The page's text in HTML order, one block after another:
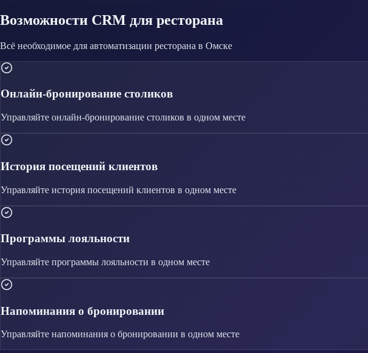
Возможности CRM для ресторана
Всё необходимое для автоматизации ресторана в Омске
Онлайн-бронирование столиков
Управляйте онлайн-бронирование столиков в одном месте
История посещений клиентов
Управляйте история посещений клиентов в одном месте
Программы лояльности
Управляйте программы лояльности в одном месте
Напоминания о бронировании
Управляйте напоминания о бронировании в одном месте